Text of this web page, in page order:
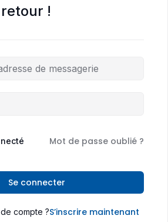
!
Mot de passe oublié ?
Se connecter
compte ?S’inscrire maintenant